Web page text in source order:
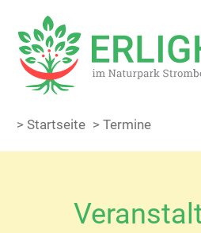
> Startseite > Termine